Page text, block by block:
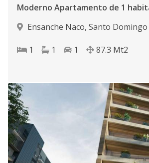
Moderno Apartamento de 1
Ensanche Naco, Santo Domingo
1 1 1 87.3 Mt2